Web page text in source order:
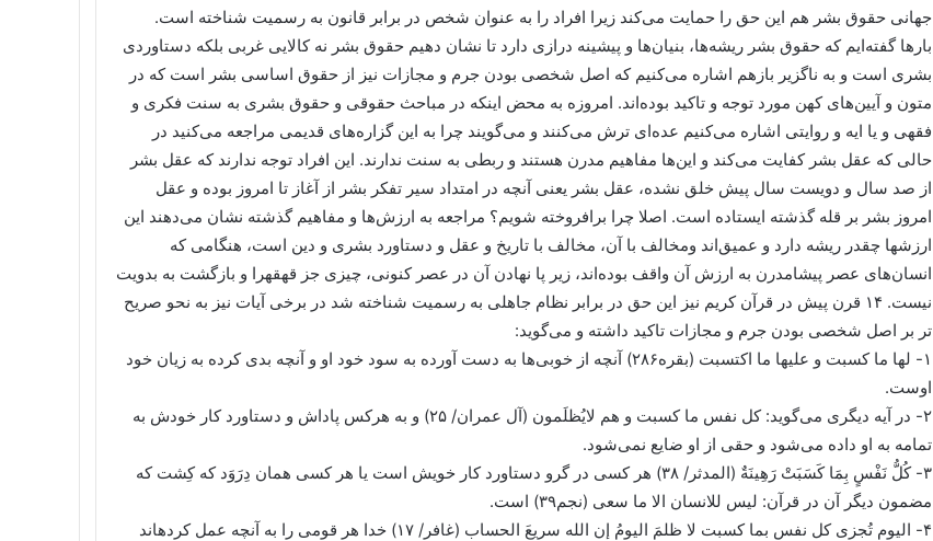
جهانی حقوق بشر هم این حق را حمایت می‌کند زیرا افراد را به عنوان شخص در برابر قانون به رسمیت شناخته است.
بارها گفته‌ایم که حقوق بشر ریشه‌ها، بنیان‌ها و پیشینه درازی دارد تا نشان دهیم حقوق بشر نه کالایی غربی بلکه دستاوردی
بشری است و به ناگزیر بازهم اشاره می‌کنیم که اصل شخصی بودن جرم و مجازات نیز از حقوق اساسی بشر است که در
متون و آیین‌های کهن مورد توجه و تاکید بوده‌اند. امروزه به محض اینکه در مباحث حقوقی و حقوق بشری به سنت فکری و
فقهی و یا ایه و روایتی اشاره می‌کنیم عده‌ای ترش می‌کنند و می‌گویند چرا به این گزاره‌های قدیمی مراجعه می‌کنید در
حالی که عقل بشر کفایت می‌کند و این‌ها مفاهیم مدرن هستند و ربطی به سنت ندارند. این افراد توجه ندارند که عقل بشر
از صد سال و دویست سال پیش خلق نشده، عقل بشر یعنی آنچه در امتداد سیر تفکر بشر از آغاز تا امروز بوده و عقل
امروز بشر بر قله گذشته ایستاده است. اصلا چرا برافروخته شویم؟ مراجعه به ارزش‌ها و مفاهیم گذشته نشان می‌دهند این
ارزشها چقدر ریشه دارد و عمیق‌اند ومخالف با آن، مخالف با تاریخ و عقل و دستاورد بشری و دین است، هنگامی که
انسان‌های عصر پیشامدرن به ارزش آن واقف بوده‌اند، زیر پا نهادن آن در عصر کنونی، چیزی جز قهقهرا و بازگشت به بدویت
نیست. ۱۴ قرن پیش در قرآن کریم نیز این حق در برابر نظام جاهلی به رسمیت شناخته شد در برخی آیات نیز به نحو صریح
تر بر اصل شخصی بودن جرم و مجازات تاکید داشته و می‌گوید:
۱- لها ما کسبت و علیها ما اکتسبت (بقره۲۸۶) آنچه از خوبی‌ها به دست آورده به سود خود او و آنچه بدی کرده به زیان خود
اوست.
۲- در آیه دیگری می‌گوید: کل نفس ما کسبت و هم لایُظلَمون (آل عمران/ ۲۵) و به هرکس پاداش و دستاورد کار خودش به
تمامه به او داده می‌شود و حقی از او ضایع نمی‌شود.
۳- کُلُّ نَفْسٍ بِمَا کَسَبَتْ رَهِینَةٌ (المدثر/ ۳۸) هر کسی در گرو دستاورد کار خویش است یا هر کسی همان دِرَوَد که کِشت که
مضمون دیگر آن در قرآن: لیس للانسان الا ما سعی (نجم۳۹) است.
۴- الیوم تُجزى کل نفس بما کسبت لا ظلمَ الیومُ إن الله سریعَ الحساب (غافر/ ۱۷) خدا هر قومی را به آنچه عمل کرده‏اند